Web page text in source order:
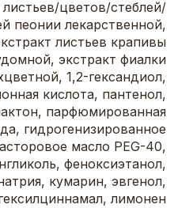
листьев/цветов/стеблей/
пеонии лекарственной,
листьев крапивы
экстракт фиалки
1,2-гександиол,
кислота, пантенол,
парфюмированная
гидрогенизированное
масло PEG-40,
феноксиэтанол,
кумарин, эвгенол,
лимонен